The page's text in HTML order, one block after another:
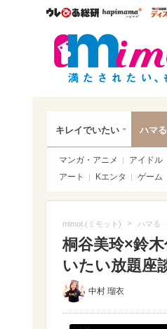
ウレぴあ総研
ハ
キレイでいたい ハマる
マンガ・アニメ アイドル
アート
Kエンタ ゲーム
mimot.(ミモット) > ハマる
桐谷美玲×鈴
いたい放題座
中村 瑠衣